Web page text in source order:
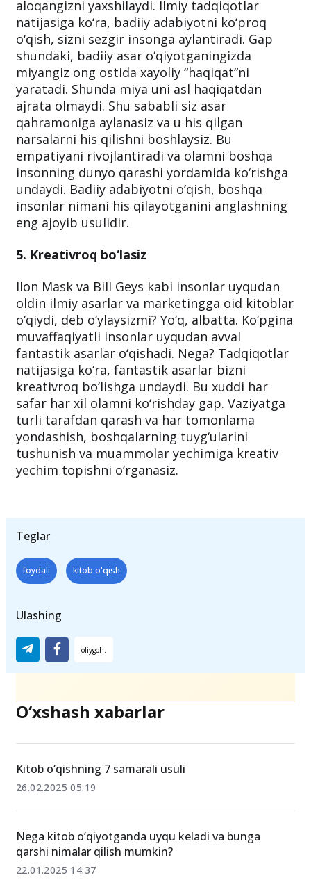
aloqangizni yaxshilaydi. Ilmiy tadqiqotlar
natijasiga ko‘ra, badiiy adabiyotni ko‘proq
o‘qish, sizni sezgir insonga aylantiradi. Gap
shundaki, badiiy asar o‘qiyotganingizda
miyangiz ong ostida xayoliy “haqiqat”ni
yaratadi. Shunda miya uni asl haqiqatdan
ajrata olmaydi. Shu sababli siz asar
qahramoniga aylanasiz va u his qilgan
narsalarni his qilishni boshlaysiz. Bu
empatiyani rivojlantiradi va olamni boshqa
insonning dunyo qarashi yordamida ko‘rishga
undaydi. Badiiy adabiyotni o‘qish, boshqa
insonlar nimani his qilayotganini anglashning
eng ajoyib usulidir.
5. Kreativroq bo‘lasiz
Ilon Mask va Bill Geys kabi insonlar uyqudan
oldin ilmiy asarlar va marketingga oid kitoblar
o‘qiydi, deb o‘ylaysizmi? Yo‘q, albatta. Ko‘pgina
muvaffaqiyatli insonlar uyqudan avval
fantastik asarlar o‘qishadi. Nega? Tadqiqotlar
natijasiga ko‘ra, fantastik asarlar bizni
kreativroq bo‘lishga undaydi. Bu xuddi har
safar har xil olamni ko‘rishday gap. Vaziyatga
turli tarafdan qarash va har tomonlama
yondashish, boshqalarning tuyg‘ularini
tushunish va muammolar yechimiga kreativ
yechim topishni o‘rganasiz.
Teglar
foydali kitob o'qish
Ulashing
O‘xshash xabarlar
Kitob o‘qishning 7 samarali usuli
26.02.2025 05:19
Nega kitob o‘qiyotganda uyqu keladi va bunga
qarshi nimalar qilish mumkin?
22.01.2025 14:37